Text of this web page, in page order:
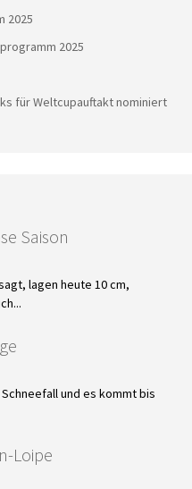
2025
2025
für Weltcupauftakt nominiert
Saison
lagen heute 10 cm,
und es kommt bis
Loipe